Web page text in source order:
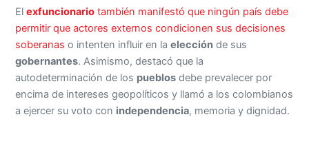
Elexfuncionario también manifestó que ningún país debe
permitir que actores externos condicionen sus decisiones
soberanas o intenten influir en laelección de sus
gobernantes. Asimismo, destacó que la
autodeterminación de los pueblos debe prevalecer por
encima de intereses geopolíticos y llamó a los colombianos
a ejercer su voto con independencia, memoria y dignidad.